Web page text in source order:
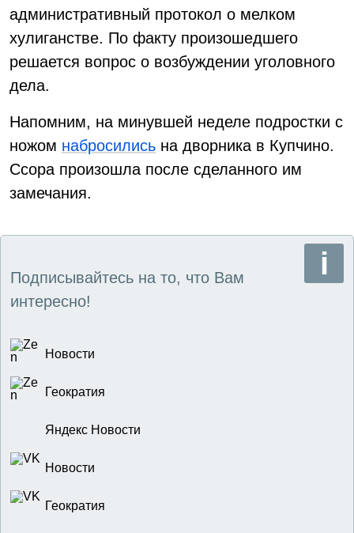
административный протокол о мелком
хулиганстве. По факту произошедшего
решается вопрос о возбуждении уголовного
дела.
Напомним, на минувшей неделе подростки с
ножом набросились на дворника в Купчино.
Ссора произошла после сделанного им
замечания.
Подписывайтесь на то, что Вам
интересно!
Новости
Геократия
Яндекс Новости
Новости
Геократия